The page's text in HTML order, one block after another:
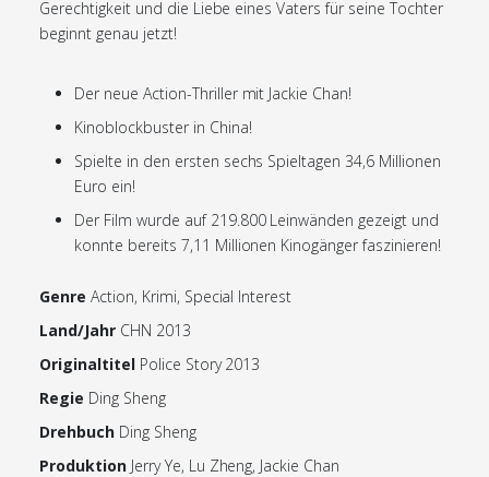
Gerechtigkeit und die Liebe eines Vaters für seine Tochter
beginnt genau jetzt!
Der neue Action-Thriller mit Jackie Chan!
Kinoblockbuster in China!
Spielte in den ersten sechs Spieltagen 34,6 Millionen
Euro ein!
Der Film wurde auf 219.800 Leinwänden gezeigt und
konnte bereits 7,11 Millionen Kinogänger faszinieren!
Genre Action, Krimi, Special Interest
Land/Jahr CHN 2013
Originaltitel Police Story 2013
Regie Ding Sheng
Drehbuch Ding Sheng
Produktion Jerry Ye, Lu Zheng, Jackie Chan